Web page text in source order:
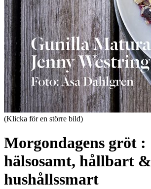
(Klicka för en större bild)
Morgondagens gröt :
hälsosamt, hållbart &
hushållssmart